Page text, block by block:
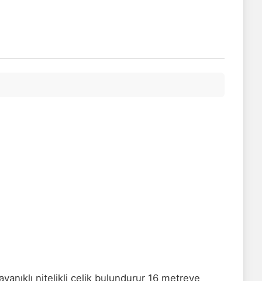
nitelikli çelik bulundurur 16 metreye